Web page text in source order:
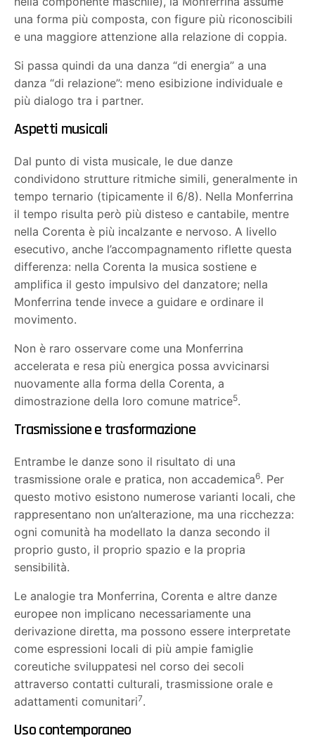
una forma più composta, con figure più riconoscibili
e una maggiore attenzione alla relazione di coppia.
Si passa quindi da una danza “di energia” a una
danza “di relazione”: meno esibizione individuale e
più dialogo tra i partner.
Aspetti musicali
Dal punto di vista musicale, le due danze
condividono strutture ritmiche simili, generalmente in
tempo ternario (tipicamente il 6/8). Nella Monferrina
il tempo risulta però più disteso e cantabile, mentre
nella Corenta è più incalzante e nervoso. A livello
esecutivo, anche l’accompagnamento riflette questa
differenza: nella Corenta la musica sostiene e
amplifica il gesto impulsivo del danzatore; nella
Monferrina tende invece a guidare e ordinare il
movimento.
Non è raro osservare come una Monferrina
accelerata e resa più energica possa avvicinarsi
nuovamente alla forma della Corenta, a
dimostrazione della loro comune matrice5.
Trasmissione e trasformazione
Entrambe le danze sono il risultato di una
trasmissione orale e pratica, non accademica6. Per
questo motivo esistono numerose varianti locali, che
rappresentano non un’alterazione, ma una ricchezza:
ogni comunità ha modellato la danza secondo il
proprio gusto, il proprio spazio e la propria
sensibilità.
Le analogie tra Monferrina, Corenta e altre danze
europee non implicano necessariamente una
derivazione diretta, ma possono essere interpretate
come espressioni locali di più ampie famiglie
coreutiche sviluppatesi nel corso dei secoli
attraverso contatti culturali, trasmissione orale e
adattamenti comunitari7.
Uso contemporaneo